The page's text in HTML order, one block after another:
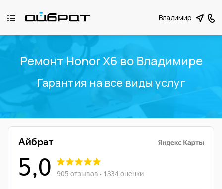
Владимир
Ремонт Honor X6 во Владимире
Гарантия на все виды услуг